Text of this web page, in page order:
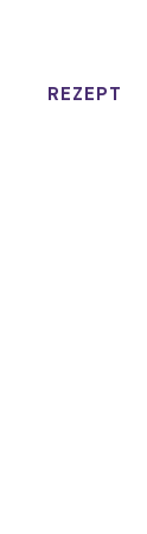
REZEPT